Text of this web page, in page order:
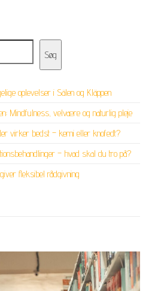
Søg
oplevelser i Sälen og Kläppen
Mindfulness, velvære og naturlig pleje
virker bedst – kemi eller knofedt?
– hvad skal du tro på?
fleksibel rådgivning